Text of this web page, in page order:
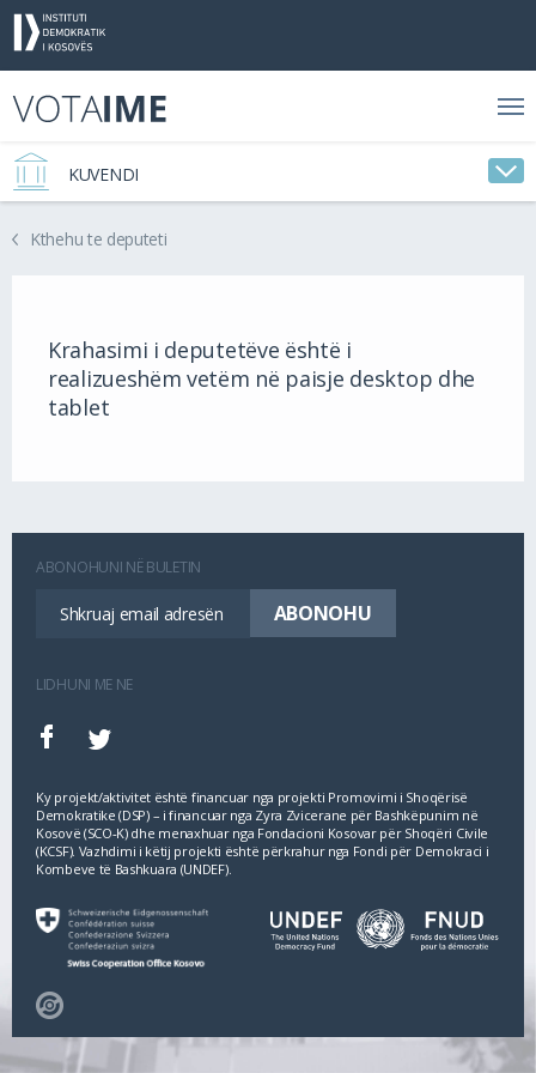
KUVENDI
Kthehu te deputeti
Krahasimi i deputetëve është i
realizueshëm vetëm në paisje desktop dhe
tablet
ABONOHUNI NË BULETIN
LIDHUNI ME NE
Ky projekt/aktivitet është financuar nga projekti Promovimi i Shoqërisë
Demokratike (DSP) – i financuar nga Zyra Zvicerane për Bashkëpunim në
Kosovë (SCO‐K) dhe menaxhuar nga Fondacioni Kosovar për Shoqëri Civile
(KCSF). Vazhdimi i këtij projekti është përkrahur nga Fondi për Demokraci i
Kombeve të Bashkuara (UNDEF).